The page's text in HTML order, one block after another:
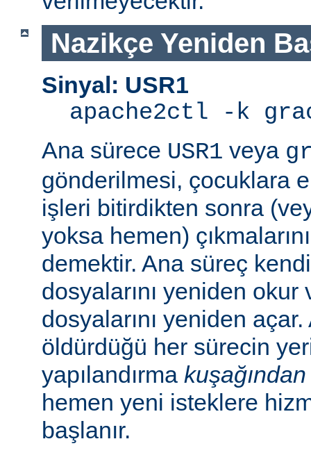
Nazikçe Yeniden
Sinyal: USR1
apache2ctl -k
Ana sürece USR1 veya
gönderilmesi, çocuklara
işleri bitirdikten sonra
yoksa hemen)
demektir. Ana süreç
dosyalarını yeniden
dosyalarını yeniden
öldürdüğü her sürecin
yapılandırma kuşağından
hemen yeni isteklere
başlanır.